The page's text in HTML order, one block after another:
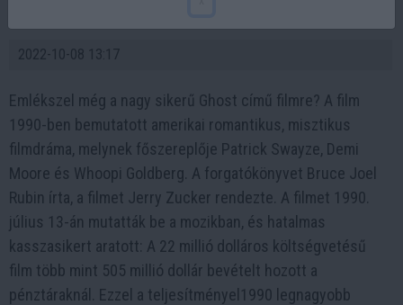
2022-10-08 13:17
Emlékszel még a nagy sikerű Ghost című filmre? A film
1990-ben bemutatott amerikai romantikus, misztikus
filmdráma, melynek főszereplője Patrick Swayze, Demi
Moore és Whoopi Goldberg. A forgatókönyvet Bruce Joel
Rubin írta, a filmet Jerry Zucker rendezte. A filmet 1990.
július 13-án mutatták be a mozikban, és hatalmas
kasszasikert aratott: A 22 millió dolláros költségvetésű
film több mint 505 millió dollár bevételt hozott a
pénztáraknál. Ezzel a teljesítményel1990 legnagyobb